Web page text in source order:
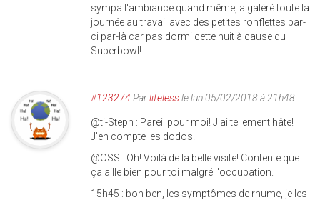
sympa l'ambiance quand même, a galéré toute la
journée au travail avec des petites ronflettes par-
ci par-là car pas dormi cette nuit à cause du
Superbowl!
#123274 Parlifelessle lun 05/02/2018 à 21h48
@ti-Steph : Pareil pour moi! J'ai tellement hâte!
J'en compte les dodos.
@OSS : Oh! Voilà de la belle visite! Contente que
ça aille bien pour toi malgré l'occupation.
15h45 : bon ben, les symptômes de rhume, je les